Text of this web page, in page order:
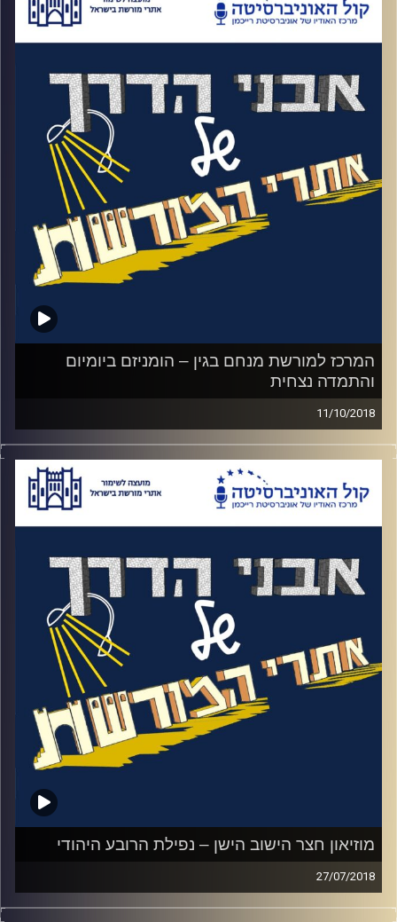
קרדיט תמונות:המועצה לשימור אתרים
חדש המחבר בין מצפה רמון לאילת הוא מבחין
במספר צריפים באמצע המדבר שהוא לא זכר
ומתחיל לדבר עם המתיישבים החדשים. מדובר
בקבוצה צעירה ועצמאית שלא משתייכת לשום
ארגון או מפלגה. הוא מחליט בליבו שהוא
מצטרף אליהם. תוך חצי שנה הוא מתפטר
מתפקידו כראש ממשלה ו"עולה דרומה". בנגב
ייבחן עם ישראל אמר בן גוריון, למה לדעתו
ה"עליה לנגב" חשובה כל כך? מה תפקידו של
הנגב בהתפתחותו של עם ישראל? ומה אפשר
ללמוד על האיש מביקור בבייתו בעשר השנים
קרדיט תמונות:המועצה לשימור אתרים
המרכז למורשת מנחם בגין – הומניזם ביומיום
והתמדה נצחית
11/10/2018
איזה אופי צריך כדי לשרוד 29 שנים באופוזיציה
ולאחר מכן לזכות בבחירות? למה לקח לבגין כל
כך הרבה זמן להגיע משערי הכנסת לכנסת ואיך
בן אדם שלאורך כל הדרך הפוליטית שלו דבק
הסכם שלום עם מצרים?
האזינו לאורי טולידאנו מראיין את הרצי מקוב,
מנהל המרכז למורשת מנחם בגין על חשיבה
בגיניסטית ואיך היא התפתחה
המועצה לשימור אתרים
מוזיאון חצר הישוב הישן – נפילת הרובע היהודי
27/07/2018
בשביל מי שלא גר בירושלים וחווה את העיר